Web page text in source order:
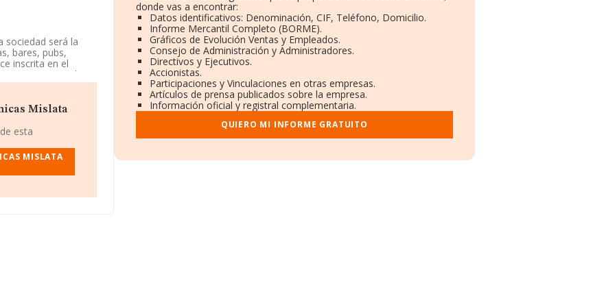
sociedad será la
bares, pubs,
inscrita en el
No realiza
disponible en
la media de
a los niveles de
perdido 1.343
son algunas de las
Stansens Luc
Mislata
esta
MISLATA
donde vas a encontrar:
Datos identificativos: Denominación, CIF, Teléfono, Domicilio.
Informe Mercantil Completo (BORME).
Gráficos de Evolución Ventas y Empleados.
Consejo de Administración y Administradores.
Directivos y Ejecutivos.
Accionistas.
Participaciones y Vinculaciones en otras empresas.
Artículos de prensa publicados sobre la empresa.
Información oficial y registral complementaria.
QUIERO MI INFORME GRATUITO